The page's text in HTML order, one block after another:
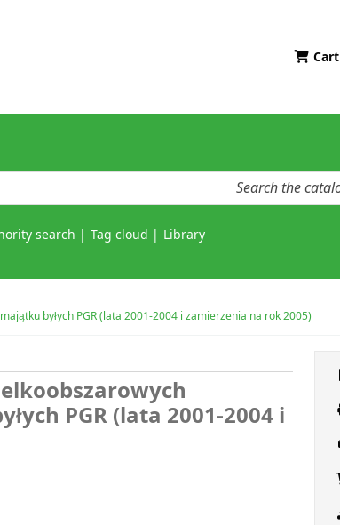
Cart
search Tag cloud Library
byłych PGR (lata 2001-2004 i zamierzenia na rok 2005)
PGR (lata 2001-2004 i